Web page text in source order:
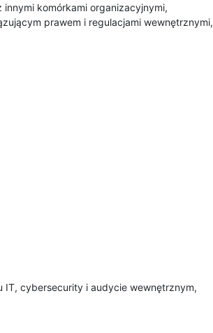
innymi komórkami organizacyjnymi,
prawem i regulacjami wewnętrznymi,
IT, cybersecurity i audycie wewnętrznym,